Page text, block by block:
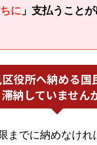
に 」支払うこと
役所へ納める国
滞納していません
までに納めなけれ